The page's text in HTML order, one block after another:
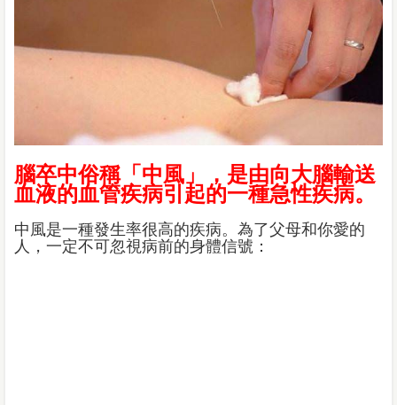
腦卒中俗稱「中風」，是由向大腦輸送
血液的血管疾病引起的一種急性疾病。
中風是一種發生率很高的疾病。為了父母和你愛的
人，一定不可忽視病前的身體信號：